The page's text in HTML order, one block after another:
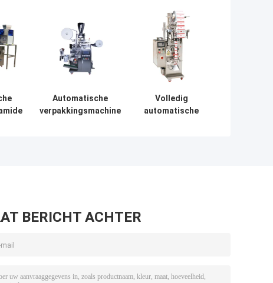
Automatische
verpakkingsmachine
Volledig
automatische
BERICHT ACHTER